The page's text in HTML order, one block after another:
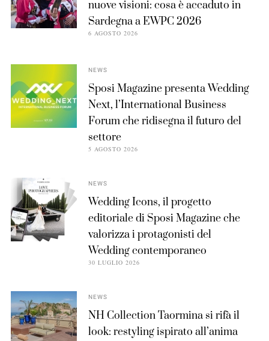
nuove visioni: cosa è accaduto in
Sardegna a EWPC 2026
6 AGOSTO 2026
NEWS
Sposi Magazine presenta Wedding
Next, l’International Business
Forum che ridisegna il futuro del
settore
5 AGOSTO 2026
NEWS
Wedding Icons, il progetto
editoriale di Sposi Magazine che
valorizza i protagonisti del
Wedding contemporaneo
30 LUGLIO 2026
NEWS
NH Collection Taormina si rifà il
look: restyling ispirato all’anima